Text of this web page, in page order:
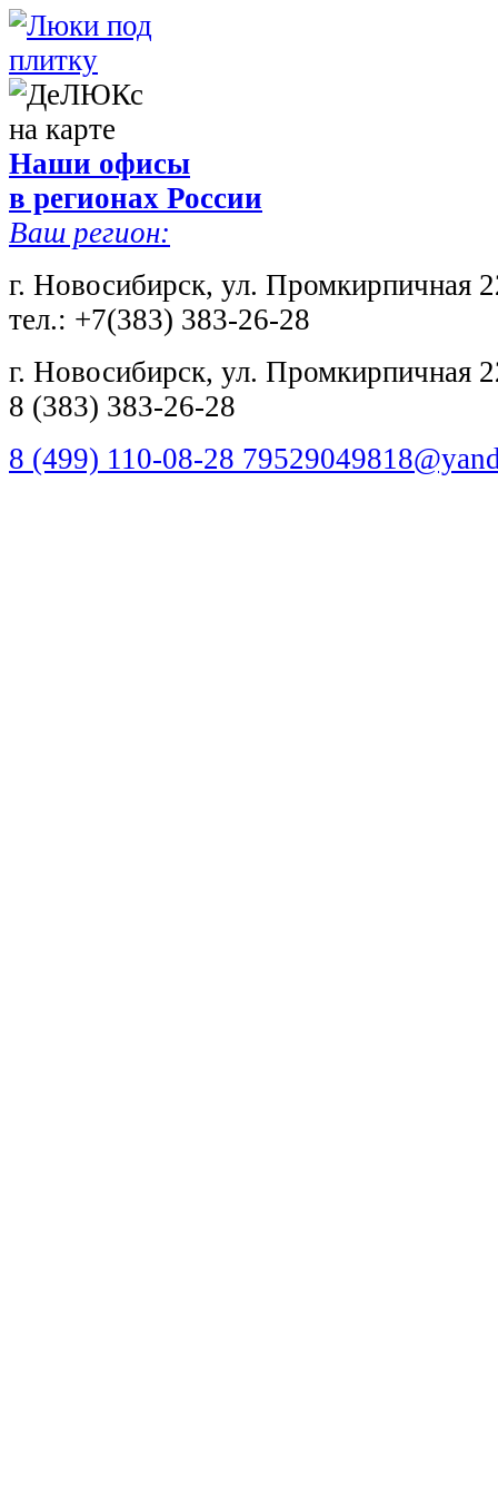
Наши офисы
в регионах России
Ваш регион:
г. Новосибирск, ул. Промкирпичная
тел.: +7(383) 383-26-28
г. Новосибирск, ул. Промкирпичная
8 (383) 383-26-28
8 (499) 110-08-28